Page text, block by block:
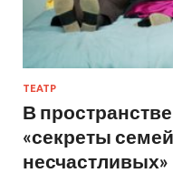
ТЕАТР
В
«секреты
несчастливых»